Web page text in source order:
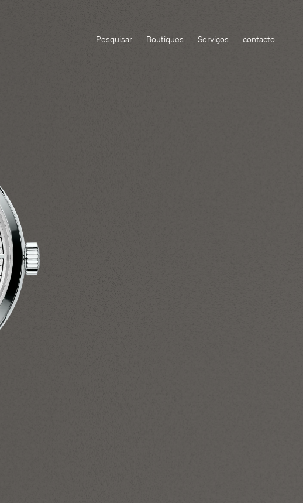
Pesquisar Boutiques Serviços contacto